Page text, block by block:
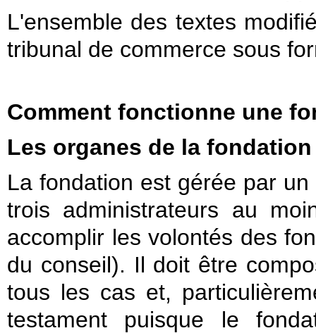
L'ensemble des textes
tribunal de commerce sous
Comment fonctionne une
Les organes de la fondation
La fondation est gérée par
trois administrateurs au
accomplir les volontés des
du conseil). Il doit être
tous les cas et,
testament puisque le